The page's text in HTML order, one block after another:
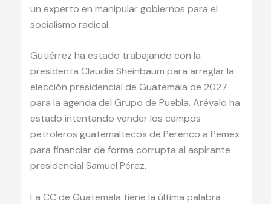
un experto en manipular gobiernos para el
socialismo radical.
Gutiérrez ha estado trabajando con la
presidenta Claudia Sheinbaum para arreglar la
elección presidencial de Guatemala de 2027
para la agenda del Grupo de Puebla. Arévalo ha
estado intentando vender los campos
petroleros guatemaltecos de Perenco a Pemex
para financiar de forma corrupta al aspirante
presidencial Samuel Pérez.
La CC de Guatemala tiene la última palabra